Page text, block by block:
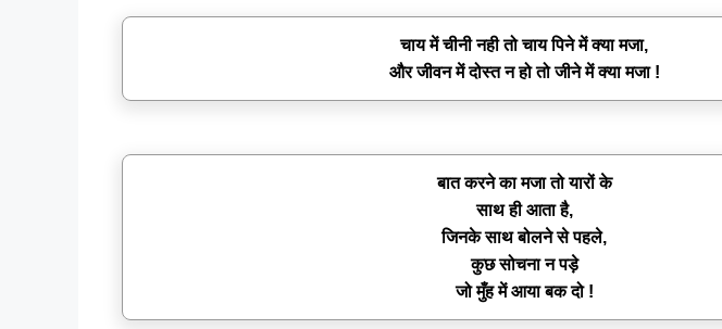
चाय में चीनी नही तो चाय पिने में क्या मजा,
और जीवन में दोस्त न हो तो जीने में क्या मजा !
बात करने का मजा तो यारों के
साथ ही आता है,
जिनके साथ बोलने से पहले,
कुछ सोचना न पड़े
जो मुँह में आया बक दो !